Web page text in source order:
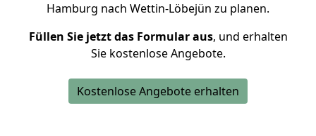
Hamburg nach Wettin-Löbejün zu planen.
Füllen Sie jetzt das Formular aus, und erhalten
Sie kostenlose Angebote.
Kostenlose Angebote erhalten